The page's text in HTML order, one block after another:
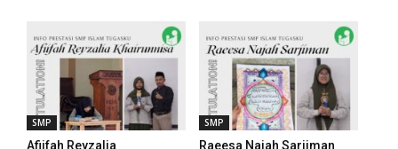
SMP
Afiifah Reyzalia
SMP
Raeesa Najah Sarjiman